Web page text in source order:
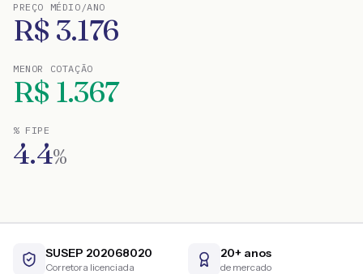
PREÇO MÉDIO/ANO
R$ 3.176
MENOR COTAÇÃO
R$ 1.367
% FIPE
4.4%
SUSEP 202068020
Corretora licenciada
20+ anos
de mercado